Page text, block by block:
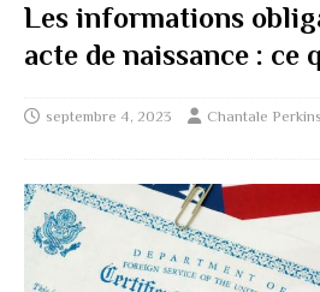
Les informations
acte de naissance : ce
septembre 4, 2023 Chantale Perkins